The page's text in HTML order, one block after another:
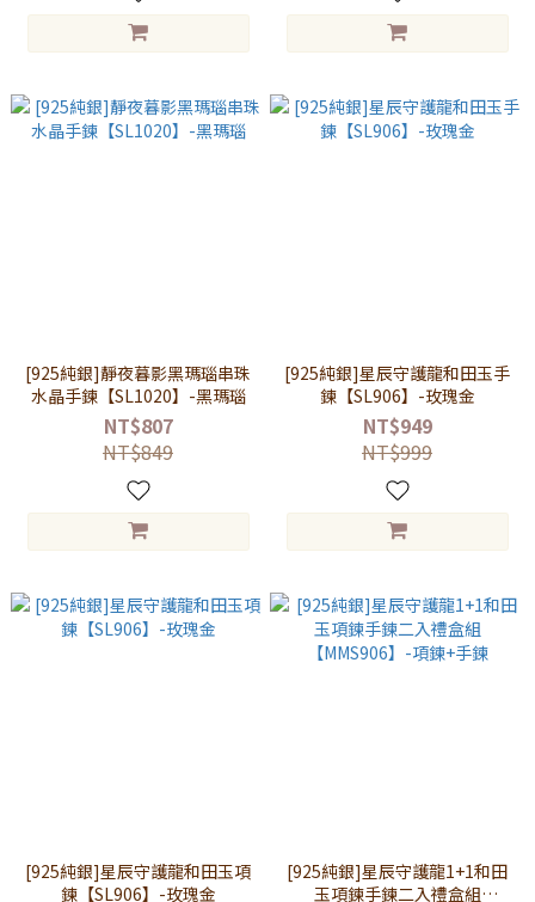
[925純銀]靜夜暮影黑瑪瑙串珠
水晶手鍊【SL1020】-黑瑪瑙
NT$807
NT$849
[925純銀]星辰守護龍和田玉手
鍊【SL906】-玫瑰金
NT$949
NT$999
[925純銀]星辰守護龍和田玉項
鍊【SL906】-玫瑰金
[925純銀]星辰守護龍1+1和田
玉項鍊手鍊二入禮盒組